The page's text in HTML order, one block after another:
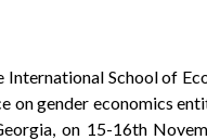
School of
on gender economics
on 15-16th